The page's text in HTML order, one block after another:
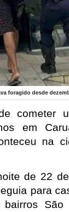
foragido desde
cometer
em
na
de 22
para